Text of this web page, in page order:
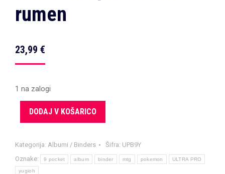
rumen
23,99 €
1 na zalogi
DODAJ V KOŠARICO
Kategorija: Albumi / Binders Šifra: UPB9Y
Oznake:
9 pocket album binder mtg pokemon ULTRA PRO
yugioh